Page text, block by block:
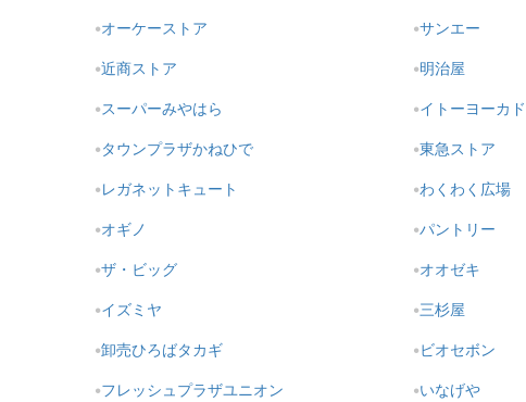
オーケーストア
サンエー
近商ストア
明治屋
スーパーみやはら
イトーヨーカ
タウンプラザかねひで
東急ストア
レガネットキュート
わくわく広場
オギノ
パントリー
ザ・ビッグ
オオゼキ
イズミヤ
三杉屋
卸売ひろばタカギ
ビオセボン
フレッシュプラザユニオン
いなげや